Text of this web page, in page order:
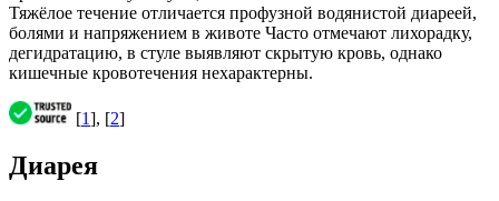
Тяжёлое течение отличается профузной водянистой диареей,
болями и напряжением в животе Часто отмечают лихорадку,
дегидратацию, в стуле выявляют скрытую кровь, однако
кишечные кровотечения нехарактерны.
[1], [2]
Диарея